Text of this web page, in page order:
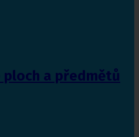
ploch a předmětů